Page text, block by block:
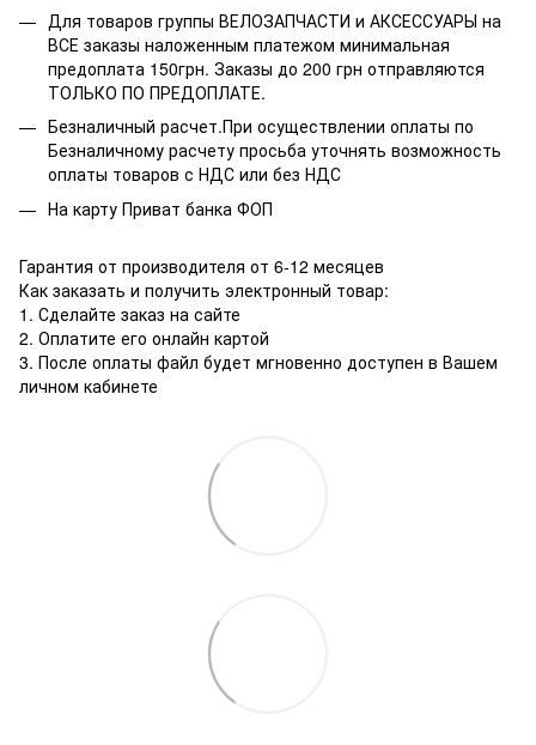
Для товаров группы ВЕЛОЗАПЧАСТИ и АКСЕССУАРЫ на
ВСЕ заказы наложенным платежом минимальная
предоплата 150грн. Заказы до 200 грн отправляются
ТОЛЬКО ПО ПРЕДОПЛАТЕ.
Безналичный расчет.При осуществлении оплаты по
Безналичному расчету просьба уточнять возможность
оплаты товаров с НДС или без НДС
На карту Приват банка ФОП
Гарантия от производителя от 6-12 месяцев
Как заказать и получить электронный товар:
1. Сделайте заказ на сайте
2. Оплатите его онлайн картой
3. После оплаты файл будет мгновенно доступен в Вашем
личном кабинете